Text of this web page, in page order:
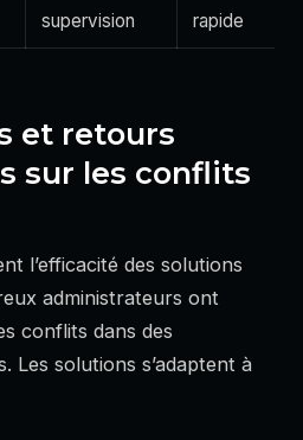
supervision
rapide
et retours
sur les conflits
l’efficacité des solutions
administrateurs ont
conflits dans des
Les solutions s’adaptent à